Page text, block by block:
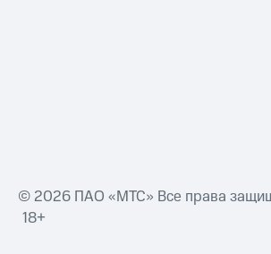
© 2026 ПАО «МТС» Все права
18+